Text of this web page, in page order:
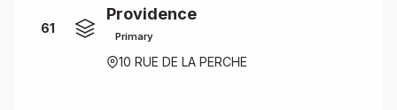
61
Providence
Primary
10 RUE DE LA PERCHE